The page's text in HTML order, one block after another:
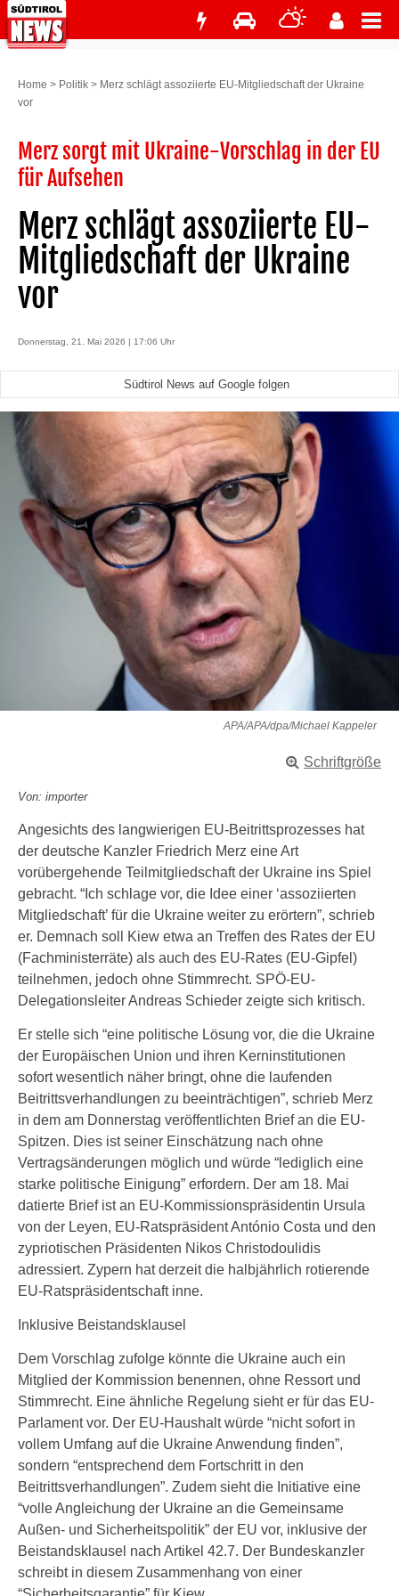
Home > Politik > Merz schlägt assoziierte EU-Mitgliedschaft der Ukraine
vor
Merz sorgt mit Ukraine-Vorschlag in der EU
für Aufsehen
Merz schlägt assoziierte EU-
Mitgliedschaft der Ukraine
vor
Donnerstag, 21. Mai 2026 | 17:06 Uhr
Südtirol News auf Google folgen
APA/APA/dpa/Michael Kappeler
Schriftgröße
Von: importer
Angesichts des langwierigen EU-Beitrittsprozesses hat
der deutsche Kanzler Friedrich Merz eine Art
vorübergehende Teilmitgliedschaft der Ukraine ins Spiel
gebracht. “Ich schlage vor, die Idee einer ‘assoziierten
Mitgliedschaft’ für die Ukraine weiter zu erörtern”, schrieb
er. Demnach soll Kiew etwa an Treffen des Rates der EU
(Fachministerräte) als auch des EU-Rates (EU-Gipfel)
teilnehmen, jedoch ohne Stimmrecht. SPÖ-EU-
Delegationsleiter Andreas Schieder zeigte sich kritisch.
Er stelle sich “eine politische Lösung vor, die die Ukraine
der Europäischen Union und ihren Kerninstitutionen
sofort wesentlich näher bringt, ohne die laufenden
Beitrittsverhandlungen zu beeinträchtigen”, schrieb Merz
in dem am Donnerstag veröffentlichten Brief an die EU-
Spitzen. Dies ist seiner Einschätzung nach ohne
Vertragsänderungen möglich und würde “lediglich eine
starke politische Einigung” erfordern. Der am 18. Mai
datierte Brief ist an EU-Kommissionspräsidentin Ursula
von der Leyen, EU-Ratspräsident António Costa und den
zypriotischen Präsidenten Nikos Christodoulidis
adressiert. Zypern hat derzeit die halbjährlich rotierende
EU-Ratspräsidentschaft inne.
Inklusive Beistandsklausel
Dem Vorschlag zufolge könnte die Ukraine auch ein
Mitglied der Kommission benennen, ohne Ressort und
Stimmrecht. Eine ähnliche Regelung sieht er für das EU-
Parlament vor. Der EU-Haushalt würde “nicht sofort in
vollem Umfang auf die Ukraine Anwendung finden”,
sondern “entsprechend dem Fortschritt in den
Beitrittsverhandlungen”. Zudem sieht die Initiative eine
“volle Angleichung der Ukraine an die Gemeinsame
Außen- und Sicherheitspolitik” der EU vor, inklusive der
Beistandsklausel nach Artikel 42.7. Der Bundeskanzler
schreibt in diesem Zusammenhang von einer